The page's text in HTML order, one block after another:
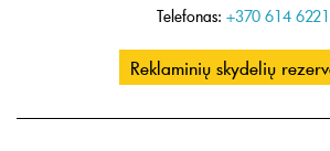
Telefonas: +370 614
Reklaminių skydelių